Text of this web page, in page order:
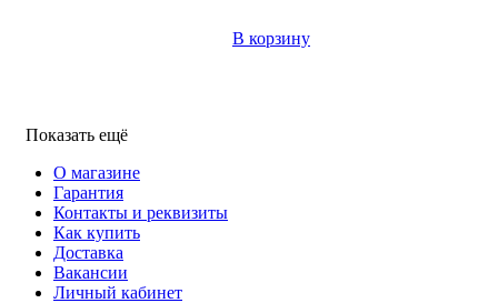
В корзину
Показать ещё
О магазине
Гарантия
Контакты и реквизиты
Как купить
Доставка
Вакансии
Личный кабинет